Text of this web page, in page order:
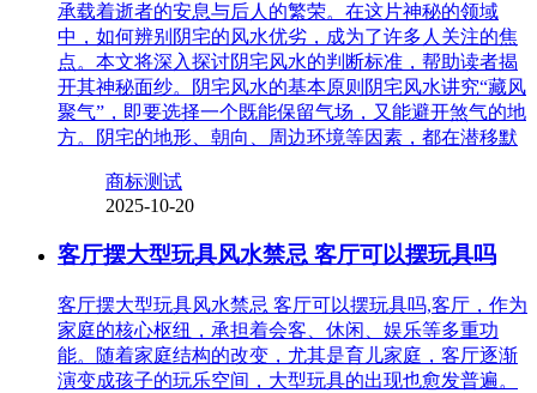
承载着逝者的安息与后人的繁荣。在这片神秘的领域
中，如何辨别阴宅的风水优劣，成为了许多人关注的焦
点。本文将深入探讨阴宅风水的判断标准，帮助读者揭
开其神秘面纱。阴宅风水的基本原则阴宅风水讲究“藏风
聚气”，即要选择一个既能保留气场，又能避开煞气的地
方。阴宅的地形、朝向、周边环境等因素，都在潜移默
商标测试
2025-10-20
客厅摆大型玩具风水禁忌 客厅可以摆玩具吗
客厅摆大型玩具风水禁忌 客厅可以摆玩具吗,客厅，作为
家庭的核心枢纽，承担着会客、休闲、娱乐等多重功
能。随着家庭结构的改变，尤其是育儿家庭，客厅逐渐
演变成孩子的玩乐空间，大型玩具的出现也愈发普遍。